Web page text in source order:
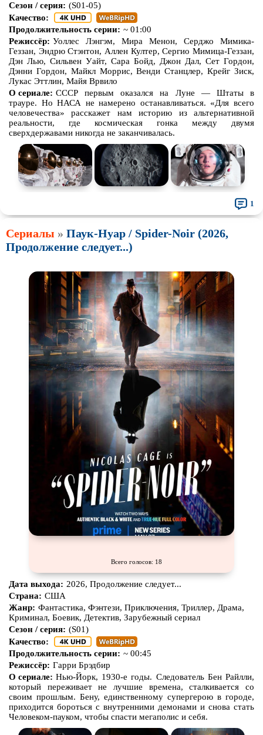
Сезон / серия: (S01-05)
Качество:
Продолжительность серии: ~ 01:00
Режиссёр: Уоллес Лэнгэм, Мира Менон, Серджо Мимика-
Геззан, Эндрю Стэнтон, Аллен Култер, Сергио Мимица-Геззан,
Дэн Лью, Сильвен Уайт, Сара Бойд, Джон Дал, Сет Гордон,
Дэнни Гордон, Майкл Моррис, Венди Станцлер, Крейг Зиск,
Лукас Эттлин, Майя Врвило
О сериале: СССР первым оказался на Луне — Штаты в
трауре. Но НАСА не намерено останавливаться. «Для всего
человечества» расскажет нам историю из альтернативной
реальности, где космическая гонка между двумя
сверхдержавами никогда не заканчивалась.
1
Сериалы » Паук-Нуар / Spider-Noir (2026,
Продолжение следует...)
Всего голосов: 18
Дата выхода: 2026, Продолжение следует...
Страна: США
Жанр: Фантастика, Фэнтези, Приключения, Триллер, Драма,
Криминал, Боевик, Детектив, Зарубежный сериал
Сезон / серия: (S01)
Качество:
Продолжительность серии: ~ 00:45
Режиссёр: Гарри Брэдбир
О сериале: Нью-Йорк, 1930-е годы. Следователь Бен Райлли,
который переживает не лучшие времена, сталкивается со
своим прошлым. Бену, единственному супергерою в городе,
приходится бороться с внутренними демонами и снова стать
Человеком-пауком, чтобы спасти мегаполис и себя.